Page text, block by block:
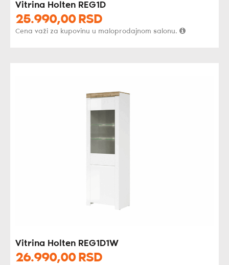
Vitrina Holten REG1D
25.990,00 RSD
Cena važi za kupovinu u maloprodajnom salonu.
Vitrina Holten REG1D1W
26.990,00 RSD